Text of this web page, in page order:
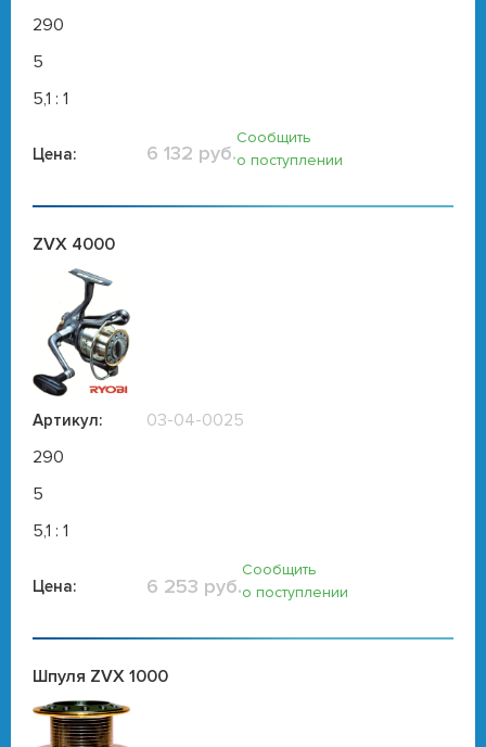
290
5
5,1 : 1
Цена: 6 132 руб.
Сообщить
о поступлении
ZVX 4000
Артикул:
03-04-0025
290
5
5,1 : 1
Цена: 6 253 руб.
Сообщить
о поступлении
Шпуля ZVX 1000